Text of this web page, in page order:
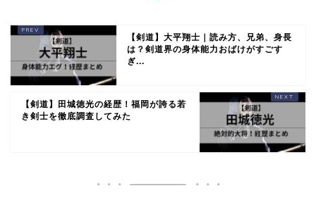
【剣道】大平翔士｜読み方、兄弟、身長
は？剣道界の身体能力おばけがすごす
ぎ...
【剣道】田城徳光の経歴！福岡が誇る若
き剣士を徹底調査してみた